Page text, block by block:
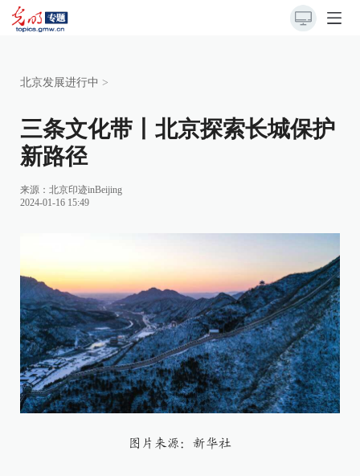
北京发展进行中 >
三条文化带丨北京探索长城保护
新路径
来源：北京印迹inBeijing
2024-01-16 15:49
图片来源：新华社